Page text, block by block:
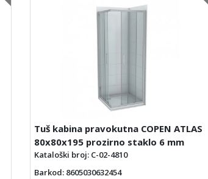
Tuš kabina pravokutna COPEN ATLAS
80x80x195 prozirno staklo 6 mm
Kataloški broj: C-02-4810
Barkod: 8605030632454